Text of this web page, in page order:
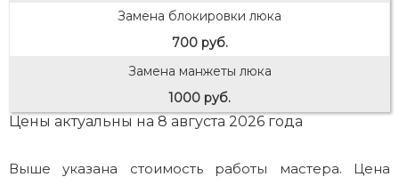
Замена блокировки люка
700 руб.
Замена манжеты люка
1000 руб.
Цены актуальны на 8 августа 2026 года
Выше указана стоимость работы мастера. Цена